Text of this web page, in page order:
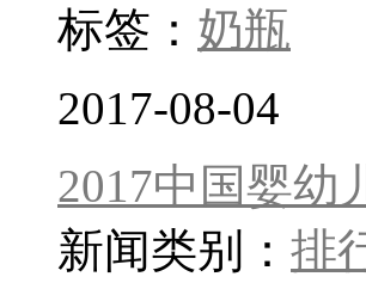
标签： 奶瓶
2017-08-04
2017中国婴幼
新闻类别： 排